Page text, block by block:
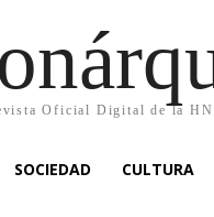
Oficial Digital de la
SOCIEDAD CULTURA